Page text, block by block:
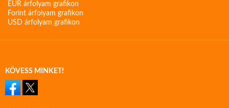
EUR árfolyam grafikon
Forint árfolyam grafikon
USD árfolyam grafikon
KÖVESS MINKET!